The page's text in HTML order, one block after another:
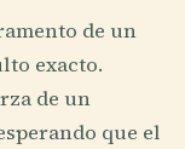
de un
exacto.
de un
que el